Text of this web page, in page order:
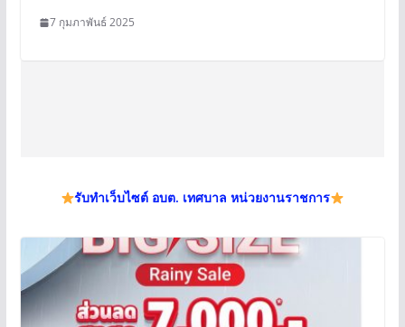
7 กุมภาพันธ์ 2025
รับทำเว็บไซต์ อบต. เทศบาล หน่วยงานราชการ